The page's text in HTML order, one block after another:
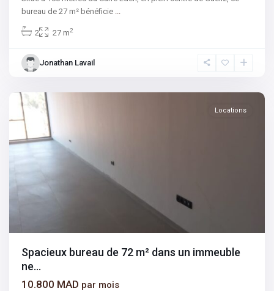
bureau de 27 m² bénéficie ...
2 27 m2
Jonathan Lavail
Gueliz
Hivernage,
Locations
Spacieux bureau de 72 m² dans un immeuble
ne...
10.800 MAD par mois